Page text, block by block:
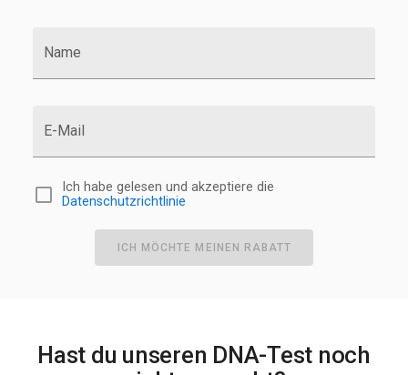
Name
E-Mail
Ich habe gelesen und akzeptiere die
Datenschutzrichtlinie
ICH MÖCHTE MEINEN RABATT
Hast du unseren DNA-Test noch